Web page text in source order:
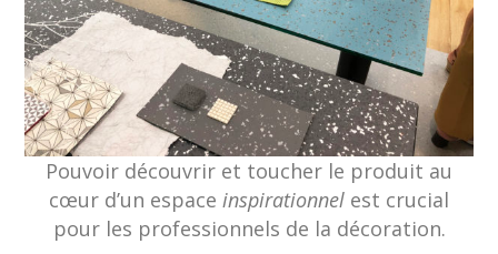
Pouvoir découvrir et toucher le produit au
cœur d’un espace inspirationnel est crucial
pour les professionnels de la décoration.